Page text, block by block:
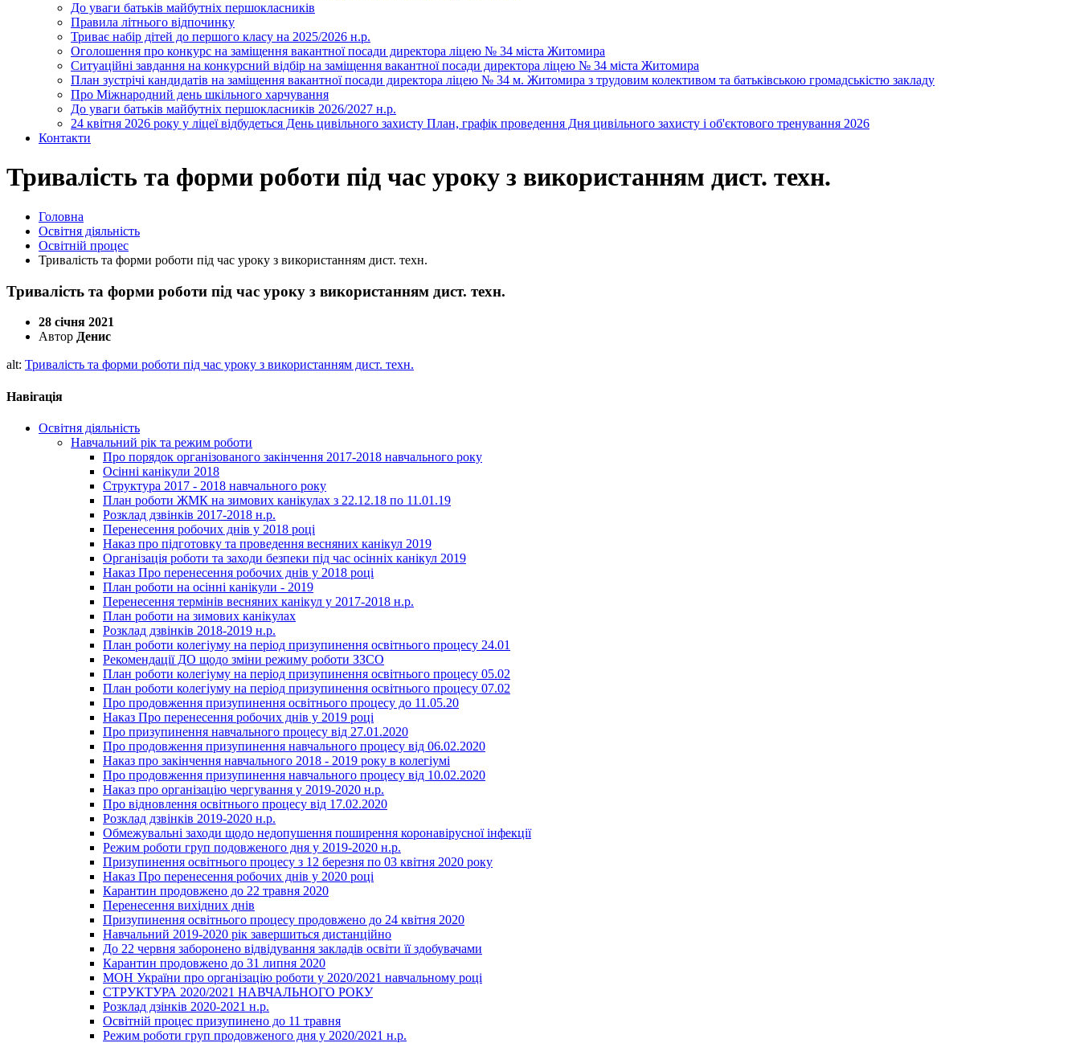
До уваги батьків майбутніх першокласників
Правила літнього відпочинку
Триває набір дітей до першого класу на 2025/2026 н.р.
Оголошення про конкурс на заміщення вакантної посади директора ліцею № 34 міста Житомира
Ситуаційні завдання на конкурсний відбір на заміщення вакантної посади директора ліцею № 34 міста Житомира
План зустрічі кандидатів на заміщення вакантної посади директора ліцею № 34 м. Житомира з трудовим колективом та батьківською громадськістю закладу
Про Міжнародний день шкільного харчування
До уваги батьків майбутніх першокласників 2026/2027 н.р.
24 квітня 2026 року у ліцеї відбудеться День цивільного захисту План, графік проведення Дня цивільного захисту і об'єктового тренування 2026
Контакти
Тривалість та форми роботи під час уроку з використанням дист. техн.
Головна
Освітня діяльність
Освітній процес
Тривалість та форми роботи під час уроку з використанням дист. техн.
Тривалість та форми роботи під час уроку з використанням дист. техн.
28 січня 2021
Автор Денис
alt: Тривалість та форми роботи під час уроку з використанням дист. техн.
Навігація
Освітня діяльність
Навчальний рік та режим роботи
Про порядок організованого закінчення 2017-2018 навчального року
Осінні канікули 2018
Структура 2017 - 2018 навчального року
План роботи ЖМК на зимових канікулах з 22.12.18 по 11.01.19
Розклад дзвінків 2017-2018 н.р.
Перенесення робочих днів у 2018 році
Наказ про підготовку та проведення весняних канікул 2019
Організація роботи та заходи безпеки під час осінніх канікул 2019
Наказ Про перенесення робочих днів у 2018 році
План роботи на осінні канікули - 2019
Перенесення термінів весняних канікул у 2017-2018 н.р.
План роботи на зимових канікулах
Розклад дзвінків 2018-2019 н.р.
План роботи колегіуму на період призупинення освітнього процесу 24.01
Рекомендації ДО щодо зміни режиму роботи ЗЗСО
План роботи колегіуму на період призупинення освітнього процесу 05.02
План роботи колегіуму на період призупинення освітнього процесу 07.02
Про продовження призупинення освітнього процесу до 11.05.20
Наказ Про перенесення робочих днів у 2019 році
Про призупинення навчального процесу від 27.01.2020
Про продовження призупинення навчального процесу від 06.02.2020
Наказ про закінчення навчального 2018 - 2019 року в колегіумі
Про продовження призупинення навчального процесу від 10.02.2020
Наказ про організацію чергування у 2019-2020 н.р.
Про відновлення освітнього процесу від 17.02.2020
Розклад дзвінків 2019-2020 н.р.
Обмежувальні заходи щодо недопушення поширення коронавірусної інфекції
Режим роботи груп подовженого дня у 2019-2020 н.р.
Призупинення освітнього процесу з 12 березня по 03 квітня 2020 року
Наказ Про перенесення робочих днів у 2020 році
Карантин продовжено до 22 травня 2020
Перенесення вихідних днів
Призупинення освітнього процесу продовжено до 24 квітня 2020
Навчальний 2019-2020 рік завершиться дистанційно
До 22 червня заборонено відвідування закладів освіти її здобувачами
Карантин продовжено до 31 липня 2020
МОН України про організацію роботи у 2020/2021 навчальному році
СТРУКТУРА 2020/2021 НАВЧАЛЬНОГО РОКУ
Розклад дзінків 2020-2021 н.р.
Освітній процес призупинено до 11 травня
Режим роботи груп продовженого дня у 2020/2021 н.р.